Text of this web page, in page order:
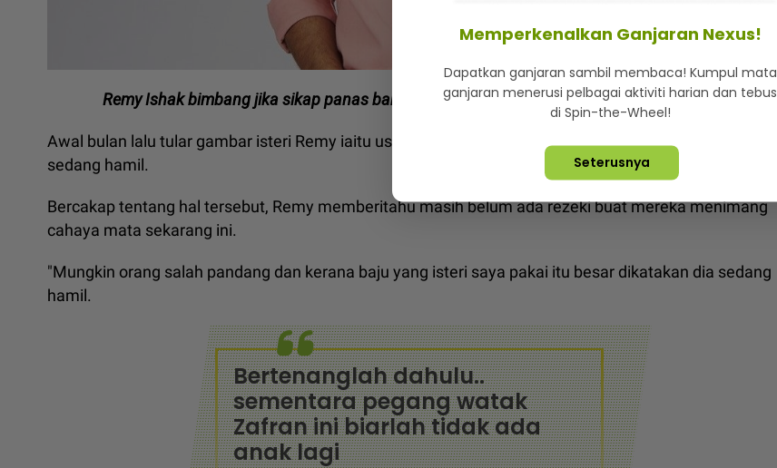
Remy Ishak bimbang jika sikap panas baran melekat pada dirinya apabila bergelar bapa.
Awal bulan lalu tular gambar isteri Remy iaitu usahawan Roszaliza Yusoff atau Ezza yang dikatakan
sedang hamil.
Bercakap tentang hal tersebut, Remy memberitahu masih belum ada rezeki buat mereka menimang
cahaya mata sekarang ini.
"Mungkin orang salah pandang dan kerana baju yang isteri saya pakai itu besar dikatakan dia sedang
hamil.
Bertenanglah dahulu..
sementara pegang watak
Zafran ini biarlah tidak ada
anak lagi
Memperkenalkan Ganjaran Nexus!
Dapatkan ganjaran sambil membaca! Kumpul mata
ganjaran menerusi pelbagai aktiviti harian dan tebus
di Spin-the-Wheel!
Seterusnya